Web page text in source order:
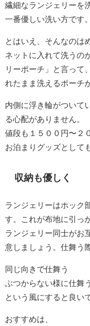
繊細なランジェリーを
一番優しい洗い方です。
とはいえ、そんなのは
ネットに入れて洗うの
リーポーチ」と言って
れたまま洗えるポーチ
内側に浮き輪がついて
る心配がありません。
値段も１５００円〜２
お泊まりグッズとして
収納も優しく
ランジェリーはホック
す。これが布地に引っ
ランジェリー同士がお
意しましょう。仕舞う
同じ向きで仕舞う
ぶつからない様に仕舞う
という風にすると良い
おすすめは、